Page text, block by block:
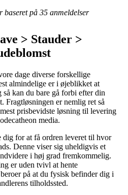
baseret på 35 anmeldelser
> Stauder >
dage diverse forskellige
almindelige er i øjeblikket at
så kan du bare gå forbi efter din
Fragtløsningen er nemlig ret så
prisbevidste løsning til levering
media.
dig for at få ordren leveret til hvor
Denne viser sig uheldigvis et
i høj grad fremkommelig.
er uden tvivl at hente
på at du fysisk befinder dig i
tilholdssted.